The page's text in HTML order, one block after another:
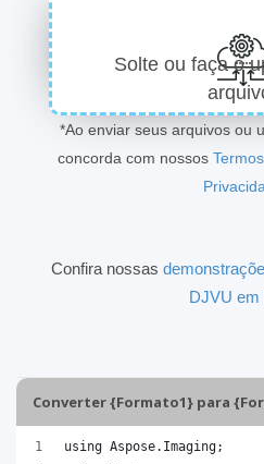
Solte ou faça o
*Ao enviar seus arquivos ou
concorda com nossos
Confira nossas
DJVU em
Converter {Formato1} para